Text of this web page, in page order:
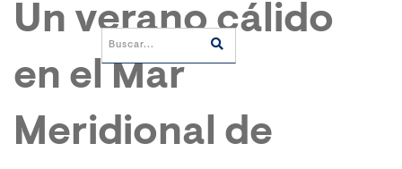
Un verano cálido
en el Mar
Meridional de